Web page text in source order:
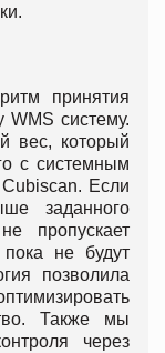
принятия
систему.
вес, который
с системным
Если
заданного
пропускает
не будут
позволила
Также мы
через